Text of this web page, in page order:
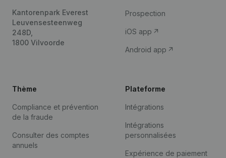
Kantorenpark Everest
Leuvensesteenweg
248D,
1800 Vilvoorde
Prospection
iOS app
Android app
Thème
Compliance et prévention
de la fraude
Consulter des comptes
annuels
Plateforme
Intégrations
Intégrations
personnalisées
Expérience de paiement